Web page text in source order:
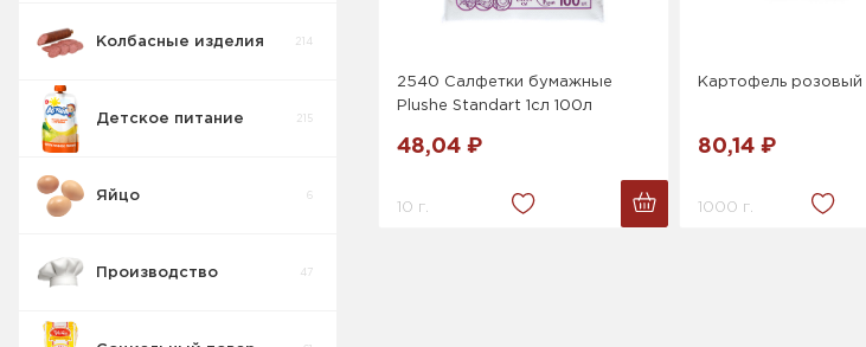
Изделия
Колбасные изделия 214
Детское питание 215
Яйцо 6
Производство 47
2540 Салфетки бумажные
Plushe Standart 1cл 100л
48,04 ₽
10 г.
Картофель розовый
80,14 ₽
1000 г.